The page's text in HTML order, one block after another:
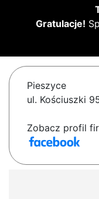
Gratulacje!
Pieszyce
ul. Kościuszki
Zobacz profil